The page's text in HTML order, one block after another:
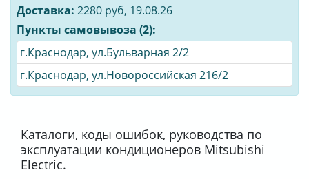
Доставка: 2280 руб, 19.08.26
Пункты самовывоза (2):
г.Краснодар, ул.Бульварная 2/2
г.Краснодар, ул.Новороссийская 216/2
Каталоги, коды ошибок, руководства по
эксплуатации кондиционеров Mitsubishi
Electric.